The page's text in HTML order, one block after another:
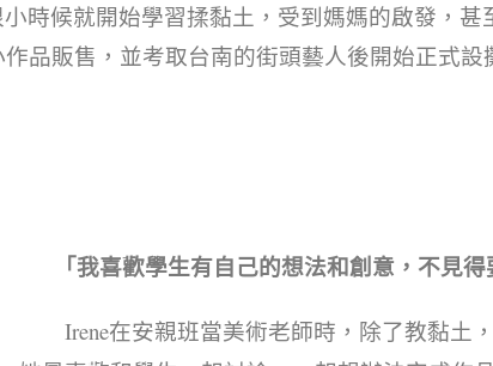
候就開始學習揉黏土，受到媽媽的啟發，甚
品販售，並考取台南的街頭藝人後開始正式
「我喜歡學生有自己的想法和創意，不見
Irene在安親班當美術老師時，除了教黏土